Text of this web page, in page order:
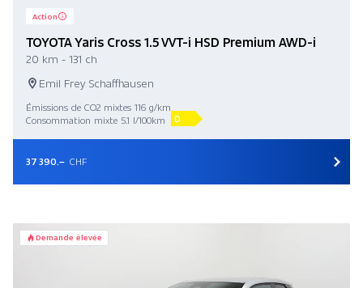
Action
TOYOTA Yaris Cross 1.5 VVT-i HSD Premium AWD-i
20 km - 131 ch
Emil Frey Schaffhausen
Émissions de CO2 mixtes 116 g/km
Consommation mixte 5.1 l/100km
D
37 390.– CHF
Demande élevée